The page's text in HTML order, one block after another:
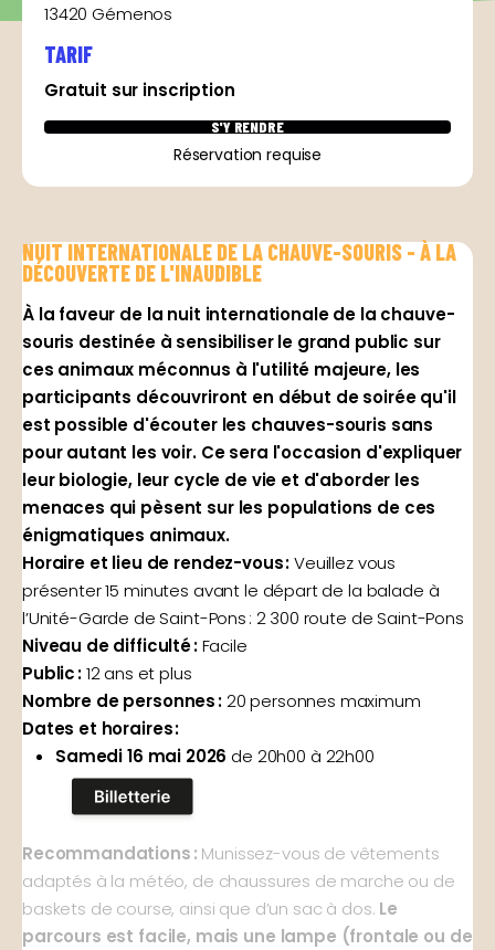
13420 Gémenos
TARIF
Gratuit sur inscription
S'Y RENDRE
Réservation requise
NUIT INTERNATIONALE DE LA CHAUVE-SOURIS - À LA
DÉCOUVERTE DE L'INAUDIBLE
À la faveur de la nuit internationale de la chauve-
souris destinée à sensibiliser le grand public sur
ces animaux méconnus à l'utilité majeure, les
participants découvriront en début de soirée qu'il
est possible d'écouter les chauves-souris sans
pour autant les voir. Ce sera l'occasion d'expliquer
leur biologie, leur cycle de vie et d'aborder les
menaces qui pèsent sur les populations de ces
énigmatiques animaux.
Horaire et lieu de rendez-vous :Veuillez vous
présenter 15 minutes avant le départ de la balade à
l’Unité-Garde de Saint-Pons : 2 300 route de Saint-Pons
Niveau de difficulté :Facile
Public :12 ans et plus
Nombre de personnes :20 personnes maximum
Dates et horaires :
Samedi 16 mai 2026 de 20h00 à 22h00
Recommandations : Munissez-vous de vêtements
adaptés à la météo, de chaussures de marche ou de
baskets de course, ainsi que d’un sac à dos. Le
parcours est facile, mais une lampe (frontale ou de